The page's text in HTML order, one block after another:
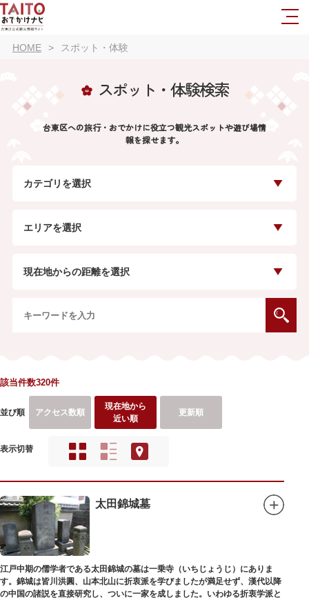
HOME スポット・体験
スポット・体験検索
台東区への旅行・おでかけに役立つ観光スポットや遊び場情
報を探せます。
カテゴリを選択
エリアを選択
現在地からの距離を選択
該当件数320件
並び順 アクセス数順
現在地から
近い順
更新順
表示切替
太田錦城墓
江戸中期の儒学者である太田錦城の墓は一乗寺（いちじょうじ）にありま
す。錦城は皆川洪圓、山本北山に折衷派を学びましたが満足せず、漢代以降
の中国の諸説を直接研究し、ついに一家を成しました。いわゆる折衷学派と